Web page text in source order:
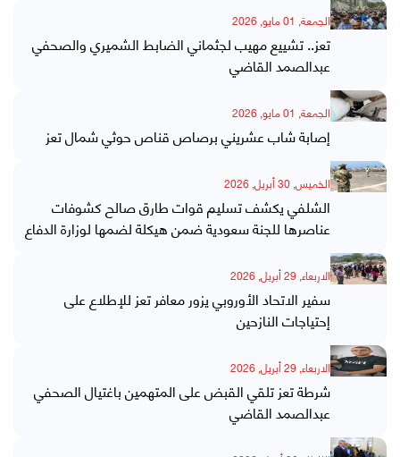
الجمعة, 01 مايو, 2026
تعز.. تشييع مهيب لجثماني الضابط الشميري والصحفي
عبدالصمد القاضي
الجمعة, 01 مايو, 2026
إصابة شاب عشريني برصاص قناص حوثي شمال تعز
الخميس, 30 أبريل, 2026
الشلفي يكشف تسليم قوات طارق صالح كشوفات
عناصرها للجنة سعودية ضمن هيكلة لضمها لوزارة الدفاع
الاربعاء, 29 أبريل, 2026
سفير الاتحاد الأوروبي يزور معافر تعز للإطلاع على
إحتياجات النازحين
الاربعاء, 29 أبريل, 2026
شرطة تعز تلقي القبض على المتهمين باغتيال الصحفي
عبدالصمد القاضي